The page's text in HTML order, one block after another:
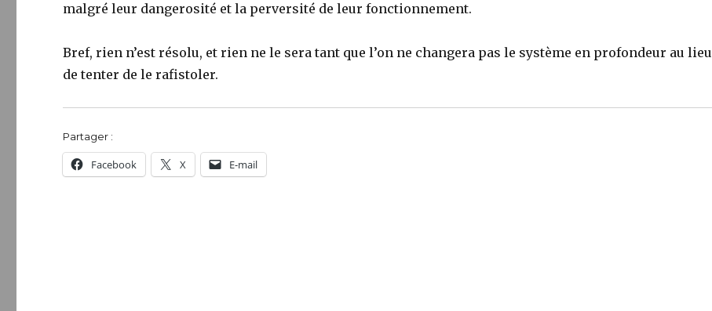
malgré leur dangerosité et la perversité de leur fonctionnement.
Bref, rien n’est résolu, et rien ne le sera tant que l’on ne changera pas le système en profondeur au lieu
de tenter de le rafistoler.
Partager :
Facebook X E-mail